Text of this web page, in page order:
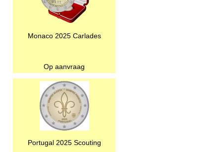
Monaco 2025 Carlades
Op aanvraag
Portugal 2025 Scouting